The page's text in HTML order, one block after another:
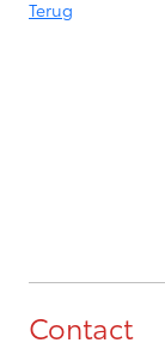
Terug
Contact